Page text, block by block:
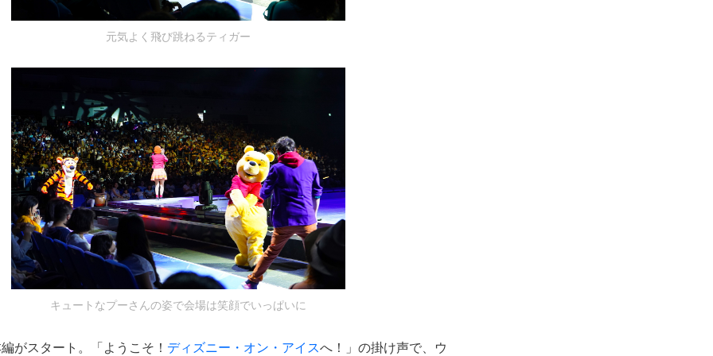
元気よく飛び跳ねるティガー
キュートなプーさんの姿で会場は笑顔でいっぱいに
がスタート。「ようこそ！ ディズニー・オン・アイスへ！」の掛け声で、ウ